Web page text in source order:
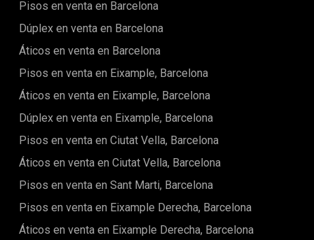
la vibrante energía de la ciudad, rodeado de elegancia,
gusto, mostrando techos altos, paredes de ladrillo a la vista
y acabados de lujo. Mantente cómodo durante todo el año
sala de estar-comedor de planta abierta y la cocina
moderna brindan el espacio perfecto para recibir invitados y
crear delicias culinarias. En la zona de noche, encontrarás
dos dormitorios bien equipados y un elegante baño.Ubicado
propiedad ofrece no solo un lugar encantador para vivir, sino
busques un nuevo hogar o una oportunidad de inversión
inteligente, este apartamento cumple con todos los
neutros permiten que el nuevo propietario se mude sin
impecable. ¡No te pierdas esta oportunidad excepcional de
crear la casa de tus sueños en Barcelona!
Pisos en venta en Barcelona
Dúplex en venta en Barcelona
Áticos en venta en Barcelona
Pisos en venta en Eixample, Barcelona
Áticos en venta en Eixample, Barcelona
Dúplex en venta en Eixample, Barcelona
Pisos en venta en Ciutat Vella, Barcelona
Áticos en venta en Ciutat Vella, Barcelona
Pisos en venta en Sant Marti, Barcelona
Pisos en venta en Eixample Derecha, Barcelona
Áticos en venta en Eixample Derecha, Barcelona